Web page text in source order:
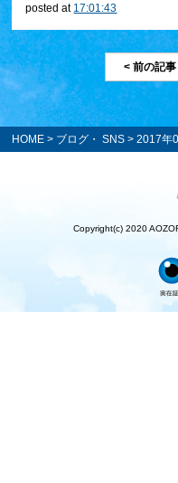
posted at 17:01:43
< 前の記事
HOME > ブログ・ SNS > 2017年
Copyright(c) 2020